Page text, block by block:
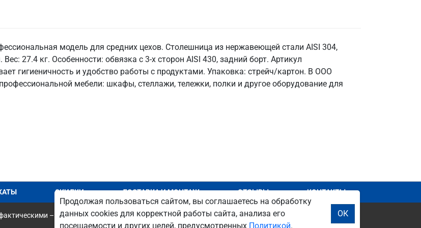
модель для средних цехов. Столешница из нержавеющей стали AISI 304,
27.4 кг. Особенности: обвязка с 3-х сторон AISI 430, задний борт. Артикул
гигиеничность и удобство работы с продуктами. Упаковка: стрейч/картон. В ООО
мебели: шкафы, стеллажи, тележки, полки и другое оборудование для
СКИДКИ ДОСТАВКА И МОНТАЖ ОТЗЫВЫ КОНТАКТЫ
– является опечаткой.
Продолжая пользоваться сайтом, вы соглашаетесь на обработку
данных cookies для корректной работы сайта, анализа его
посещаемости и других целей, предусмотренных Политикой.
ОК